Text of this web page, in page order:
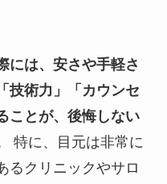
には、安さや手軽さ
技術力」「カウンセ
ことが、後悔しない
特に、目元は非常に
るクリニックやサロ